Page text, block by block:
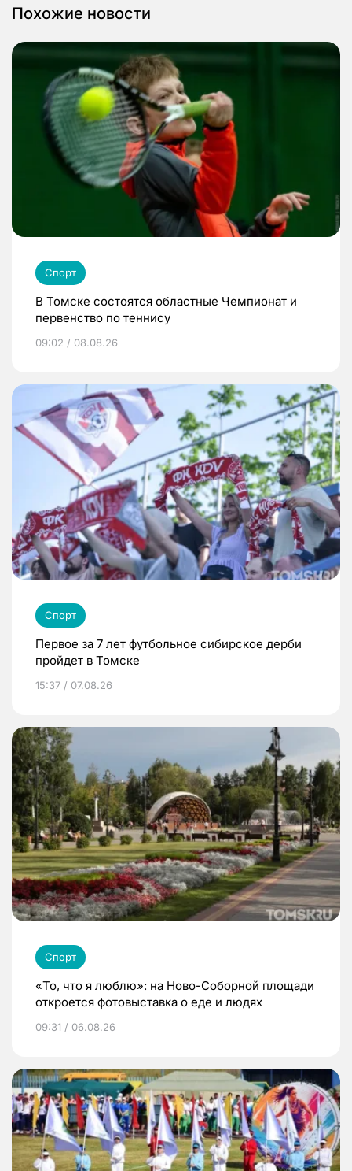
Похожие новости
Спорт
В Томске состоятся областные Чемпионат и
первенство по теннису
09:02 / 08.08.26
Спорт
Первое за 7 лет футбольное сибирское дерби
пройдет в Томске
15:37 / 07.08.26
Спорт
«То, что я люблю»: на Ново-Соборной площади
откроется фотовыставка о еде и людях
09:31 / 06.08.26